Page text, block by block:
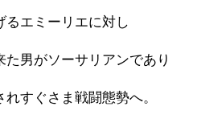
るエミーリエに対し
男がソーサリアンであり
すぐさま戦闘態勢へ。